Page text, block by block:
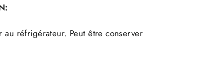
au réfrigérateur. Peut être conserver